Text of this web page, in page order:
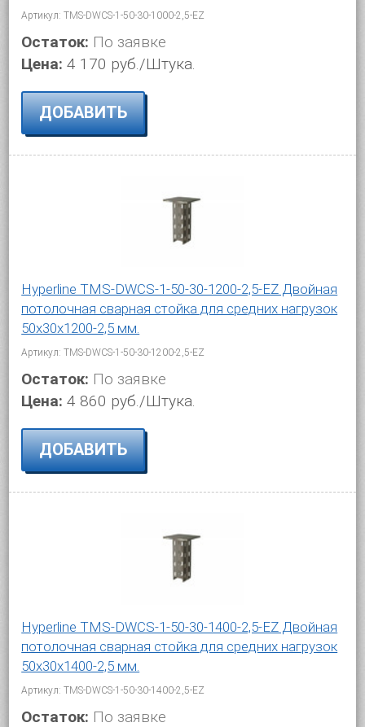
Артикул: TMS-DWCS-1-50-30-1000-2,5-EZ
Остаток: По заявке
Цена: 4 170 руб./Штука.
ДОБАВИТЬ
Hyperline TMS-DWCS-1-50-30-1200-2,5-EZ Двойная
потолочная сварная стойка для средних нагрузок
50х30х1200-2,5 мм.
Артикул: TMS-DWCS-1-50-30-1200-2,5-EZ
Остаток: По заявке
Цена: 4 860 руб./Штука.
ДОБАВИТЬ
Hyperline TMS-DWCS-1-50-30-1400-2,5-EZ Двойная
потолочная сварная стойка для средних нагрузок
50х30х1400-2,5 мм.
Артикул: TMS-DWCS-1-50-30-1400-2,5-EZ
Остаток: По заявке